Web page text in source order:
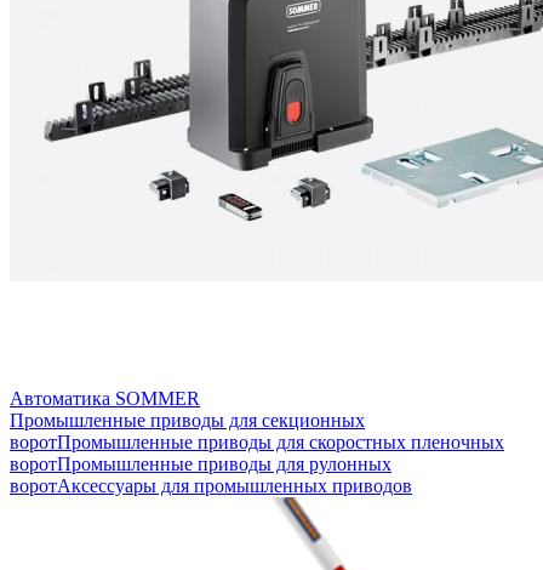
Автоматика SOMMER
Промышленные приводы для секционных
воротПромышленные приводы для скоростных пленочных
воротПромышленные приводы для рулонных
воротАксессуары для промышленных приводов